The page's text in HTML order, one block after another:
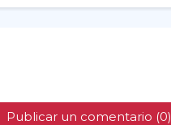
Publicar un comentario (0)